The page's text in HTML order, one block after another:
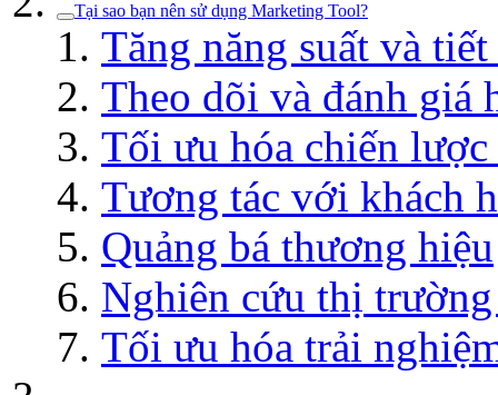
Tại sao bạn nên sử dụng Marketing Tool?
Tăng năng suất và
Theo dõi và đánh giá
Tối ưu hóa chiến
Tương tác với khách
Quảng bá thương hiệu
Nghiên cứu thị
Tối ưu hóa trải